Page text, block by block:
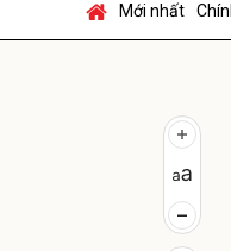
Mới nhất